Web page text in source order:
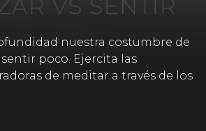
nuestra costumbre de
poco. Ejercita las
de meditar a través de los